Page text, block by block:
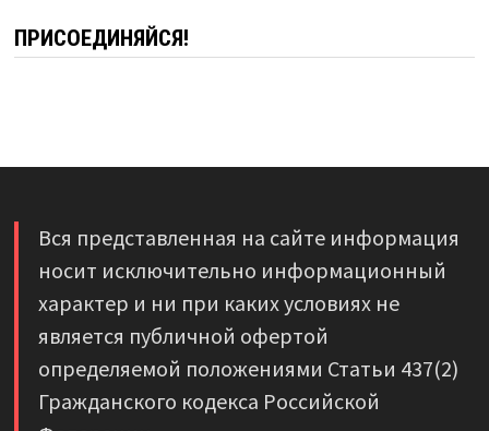
ПРИСОЕДИНЯЙСЯ!
Вся представленная на сайте информация
носит исключительно информационный
характер и ни при каких условиях не
является публичной офертой
определяемой положениями Статьи 437(2)
Гражданского кодекса Российской